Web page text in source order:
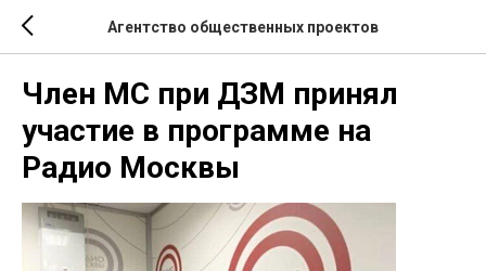
Агентство общественных проектов
Член МС при ДЗМ принял
участие в программе на
Радио Москвы